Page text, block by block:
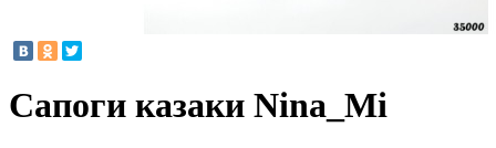
Сапоги казаки Nina_Mi